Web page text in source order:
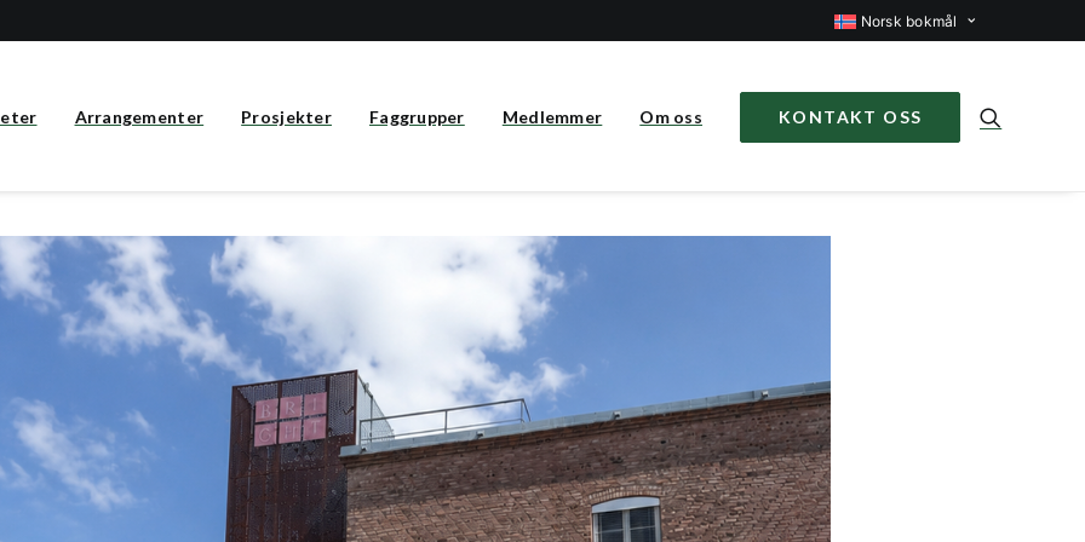
Norsk bokmål
Arrangementer Prosjekter Faggrupper Medlemmer Om oss KONTAKT OSS